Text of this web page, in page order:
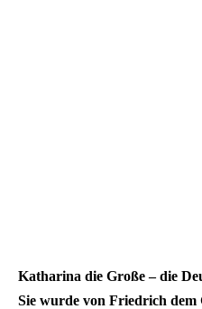
Katharina die Große – die
Sie wurde von Friedrich dem